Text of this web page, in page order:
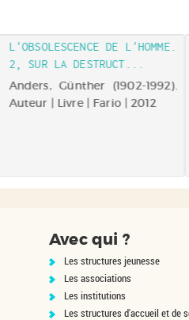
L'OBSOLESCENCE DE L'HOMME.
2, SUR LA DESTRUCT...
Anders, Günther (1902-1992).
Auteur | Livre | Fario | 2012
Avec qui ?
Les structures jeunesse
Les associations
Les institutions
Les structures d'accueil et de